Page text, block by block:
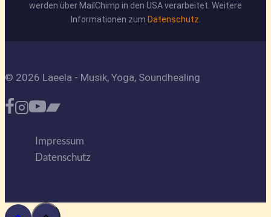
werden über MailChimp in den USA verarbeitet. Weitere
Informationen zum Datenschutz.
© 2026 Laeela - Musik, Yoga, Soundhealing
Impressum
Datenschutz